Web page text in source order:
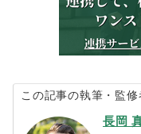
この記事の執筆・監修
長岡